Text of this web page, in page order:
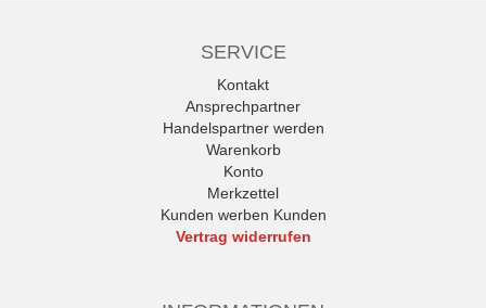
SERVICE
Kontakt
Ansprechpartner
Handelspartner werden
Warenkorb
Konto
Merkzettel
Kunden werben Kunden
Vertrag widerrufen